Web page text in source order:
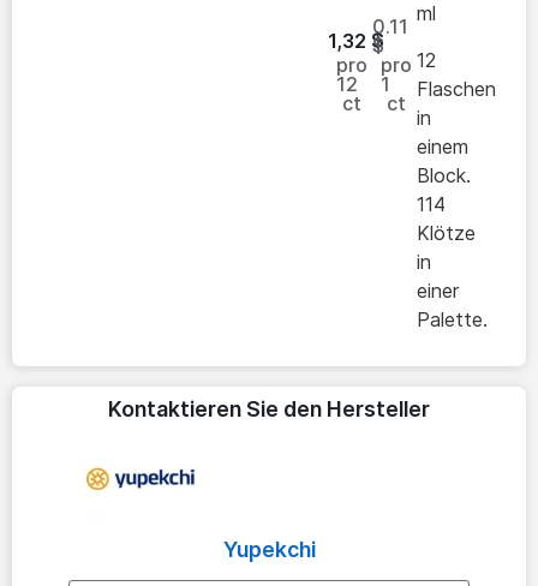
1,32 $
pro
12
ct
0.11
$
pro
1
ct
ml
12
Flaschen
in
einem
Block.
114
Klötze
in
einer
Palette.
Kontaktieren Sie den Hersteller
Yupekchi